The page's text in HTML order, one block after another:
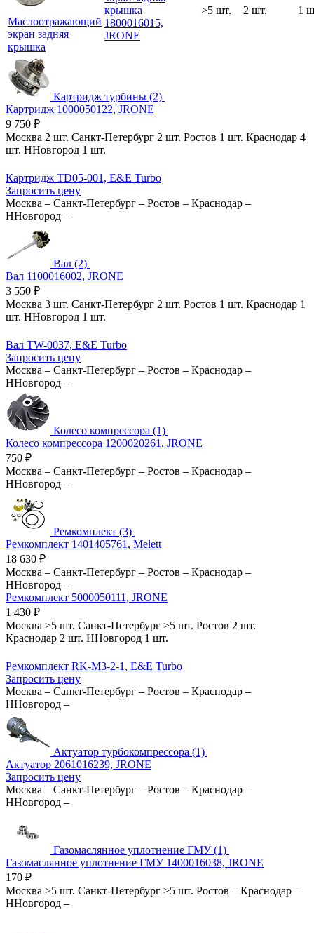
Маслоотражающий
экран задняя
крышка
крышка
1800016015,
JRONE
>5 шт. 2 шт. 1
Картридж турбины (2)
Картридж 1000050122, JRONE
9 750 ₽
Москва 2 шт. Санкт-Петербург 2 шт. Ростов 1 шт. Краснодар 4
шт. ННовгород 1 шт.
Картридж TD05-001, E&E Turbo
Запросить цену
Москва – Санкт-Петербург – Ростов – Краснодар –
ННовгород –
Вал (2)
Вал 1100016002, JRONE
3 550 ₽
Москва 3 шт. Санкт-Петербург 2 шт. Ростов 1 шт. Краснодар 1
шт. ННовгород 1 шт.
Вал TW-0037, E&E Turbo
Запросить цену
Москва – Санкт-Петербург – Ростов – Краснодар –
ННовгород –
Колесо компрессора (1)
Колесо компрессора 1200020261, JRONE
750 ₽
Москва – Санкт-Петербург – Ростов – Краснодар –
ННовгород –
Ремкомплект (3)
Ремкомплект 1401405761, Melett
18 630 ₽
Москва – Санкт-Петербург – Ростов – Краснодар –
ННовгород –
Ремкомплект 5000050111, JRONE
1 430 ₽
Москва >5 шт. Санкт-Петербург >5 шт. Ростов 2 шт.
Краснодар 2 шт. ННовгород 1 шт.
Ремкомплект RK-M3-2-1, E&E Turbo
Запросить цену
Москва – Санкт-Петербург – Ростов – Краснодар –
ННовгород –
Актуатор турбокомпрессора (1)
Актуатор 2061016239, JRONE
Запросить цену
Москва – Санкт-Петербург – Ростов – Краснодар –
ННовгород –
Газомаслянное уплотнение ГМУ (1)
Газомаслянное уплотнение ГМУ 1400016038, JRONE
170 ₽
Москва >5 шт. Санкт-Петербург >5 шт. Ростов – Краснодар –
ННовгород –